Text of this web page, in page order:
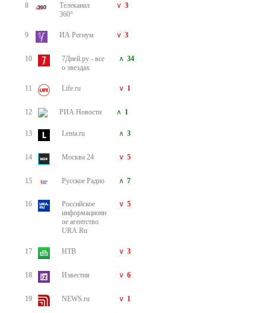
8
Телеканал
360°
3
9 ИА Регнум 3
10
7Дней.ру - все
о звездах
34
11 Life.ru 1
12 РИА Новости 1
13 Lenta.ru 3
14 Москва 24 5
15 Русское Радио 7
16
Российское
информационн
ое агентство
URA.Ru
5
17 НТВ 3
18 Известия 6
19 NEWS.ru 1